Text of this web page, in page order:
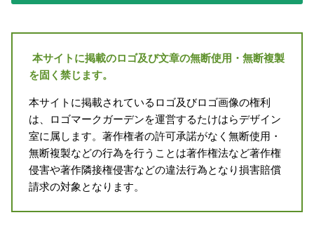
本サイトに掲載のロゴ及び文章の無断使用・無断複製
を固く禁じます。
本サイトに掲載されているロゴ及びロゴ画像の権利
は、ロゴマークガーデンを運営するたけはらデザイン
室に属します。著作権者の許可承諾がなく無断使用・
無断複製などの行為を行うことは著作権法など著作権
侵害や著作隣接権侵害などの違法行為となり損害賠償
請求の対象となります。